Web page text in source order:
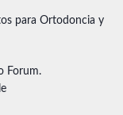
para Ortodoncia y
Forum.